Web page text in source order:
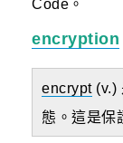
Code。
encryption
encrypt(v.)
態。這是保